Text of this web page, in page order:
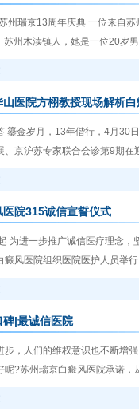
州瑞京13周年庆典 一位来自
苏州木渎镇人，她是一位20岁
医院方栩教授现场解析白
鎏金岁月，13年偕行，4月30
、京沪苏专家联合会诊第9期在
院315诚信宣誓仪式
为进一步推广诚信医疗理念
癜风医院组织医院医护人员举
|最诚信医院
步，人们的维权意识也不断增
呢?苏州瑞京白癜风医院承诺，